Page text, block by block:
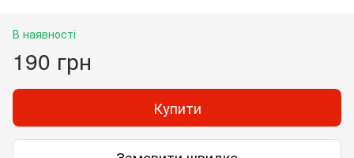
В наявності
190 грн
Купити